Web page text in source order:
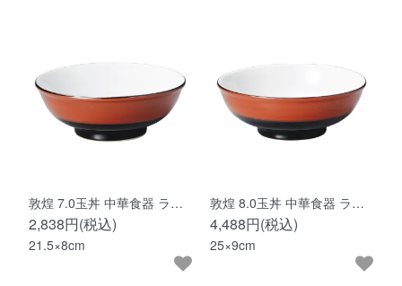
敦煌 7.0玉丼 中華食器 ラ…
2,838円(税込)
21.5×8cm
敦煌 8.0玉丼 中華食器 ラ…
4,488円(税込)
25×9cm